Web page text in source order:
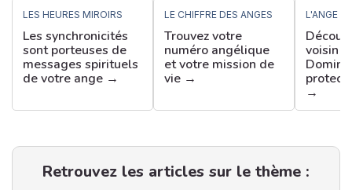
LES HEURES MIROIRS
Les synchronicités
sont porteuses de
messages spirituels
de votre ange →
LE CHIFFRE DES ANGES
Trouvez votre
numéro angélique
et votre mission de
vie →
L'ANGE
voisin
→
Retrouvez les articles sur le thème :